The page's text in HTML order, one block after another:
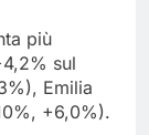
più
sul
Emilia
+6,0%).